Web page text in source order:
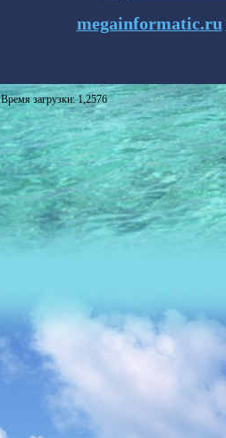
megainformatic.ru
Время загрузки: 1,2576